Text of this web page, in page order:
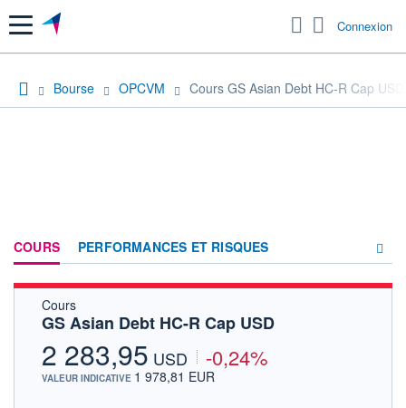
Menu Connexion
Bourse OPCVM Cours GS Asian Debt HC-R Cap USD
COURS PERFORMANCES ET RISQUES
FORUM
Cours
GS Asian Debt HC-R Cap USD
2 283,95 USD -0,24%
VALEUR INDICATIVE 1 978,81 EUR